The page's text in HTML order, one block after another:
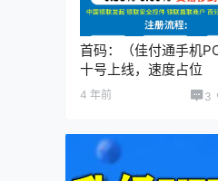
首码：（佳付通手机
十号上线，速度占位
4 年前 3